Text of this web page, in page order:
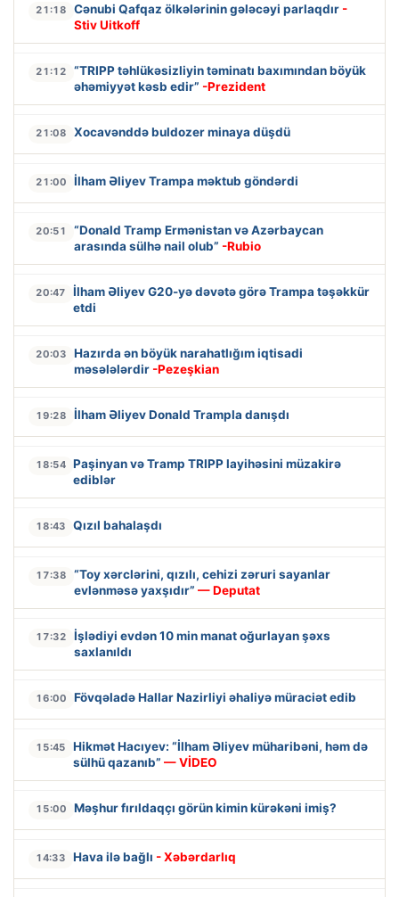
21:18 Cənubi Qafqaz ölkələrinin gələcəyi parlaqdır -
Stiv Uitkoff
21:12
“TRIPP təhlükəsizliyin təminatı baxımından böyük
əhəmiyyət kəsb edir” -Prezident
21:08 Xocavənddə buldozer minaya düşdü
21:00 İlham Əliyev Trampa məktub göndərdi
20:51
“Donald Tramp Ermənistan və Azərbaycan
arasında sülhə nail olub” -Rubio
20:47
İlham Əliyev G20-yə dəvətə görə Trampa təşəkkür
etdi
20:03
Hazırda ən böyük narahatlığım iqtisadi
məsələlərdir -Pezeşkian
19:28 İlham Əliyev Donald Trampla danışdı
18:54 Paşinyan və Tramp TRIPP layihəsini müzakirə
ediblər
18:43 Qızıl bahalaşdı
17:38
“Toy xərclərini, qızılı, cehizi zəruri sayanlar
evlənməsə yaxşıdır” — Deputat
17:32
İşlədiyi evdən 10 min manat oğurlayan şəxs
saxlanıldı
16:00 Fövqəladə Hallar Nazirliyi əhaliyə müraciət edib
15:45
Hikmət Hacıyev: “İlham Əliyev müharibəni, həm də
sülhü qazanıb” — VİDEO
15:00 Məşhur fırıldaqçı görün kimin kürəkəni imiş?
14:33 Hava ilə bağlı - Xəbərdarlıq